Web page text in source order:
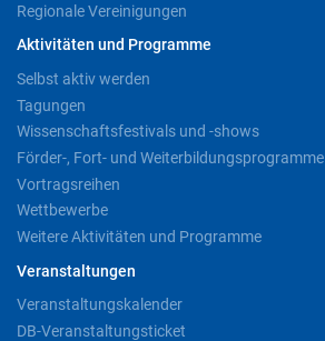
Regionale Vereinigungen
Aktivitäten und Programme
Selbst aktiv werden
Tagungen
Wissenschaftsfestivals und -shows
Förder-, Fort- und Weiterbildungsprogramme
Vortragsreihen
Wettbewerbe
Weitere Aktivitäten und Programme
Veranstaltungen
Veranstaltungskalender
DB-Veranstaltungsticket